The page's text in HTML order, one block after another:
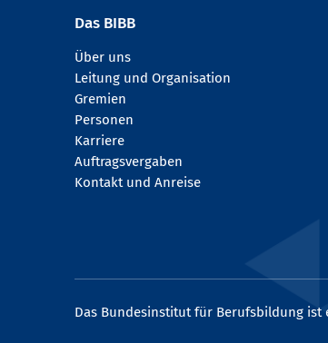
Das BIBB
Über uns
Leitung und Organisation
Gremien
Personen
Karriere
Auftragsvergaben
Kontakt und Anreise
Das Bundesinstitut für Berufsbildung